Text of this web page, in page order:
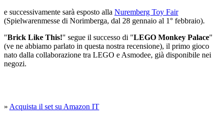
e successivamente sarà esposto alla Nuremberg Toy Fair
(Spielwarenmesse di Norimberga, dal 28 gennaio al 1° febbraio).
"Brick Like This!" segue il successo di "LEGO Monkey Palace"
(ve ne abbiamo parlato in questa nostra recensione), il primo gioco
nato dalla collaborazione tra LEGO e Asmodee, già disponibile nei
negozi.
» Acquista il set su Amazon IT